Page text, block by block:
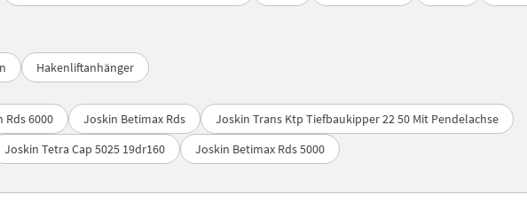
Hakenliftanhänger
Rds 6000 Joskin Betimax Rds
Joskin Trans Ktp Tiefbaukipper 22 50 Mit Pendelachse
Joskin Tetra Cap 5025 19dr160 Joskin Betimax Rds 5000